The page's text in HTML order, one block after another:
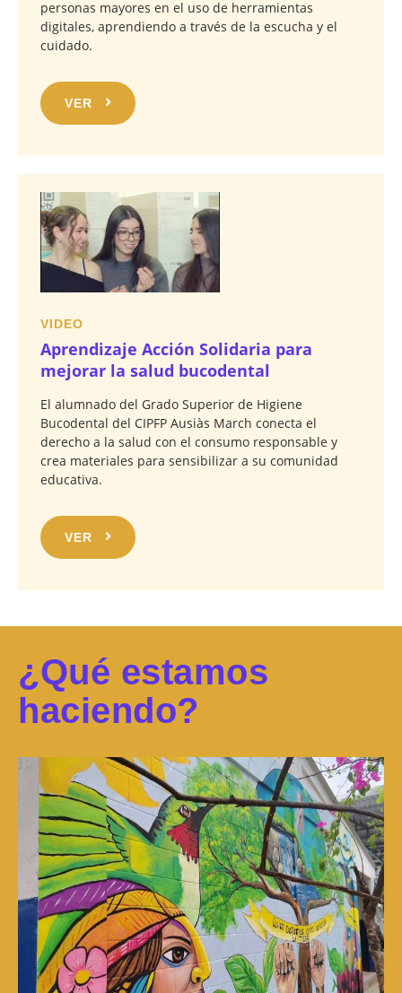
personas mayores en el uso de herramientas
digitales, aprendiendo a través de la escucha y el
cuidado.
VER
VIDEO
Aprendizaje Acción Solidaria para
mejorar la salud bucodental
El alumnado del Grado Superior de Higiene
Bucodental del CIPFP Ausiàs March conecta el
derecho a la salud con el consumo responsable y
crea materiales para sensibilizar a su comunidad
educativa.
VER
¿Qué estamos
haciendo?